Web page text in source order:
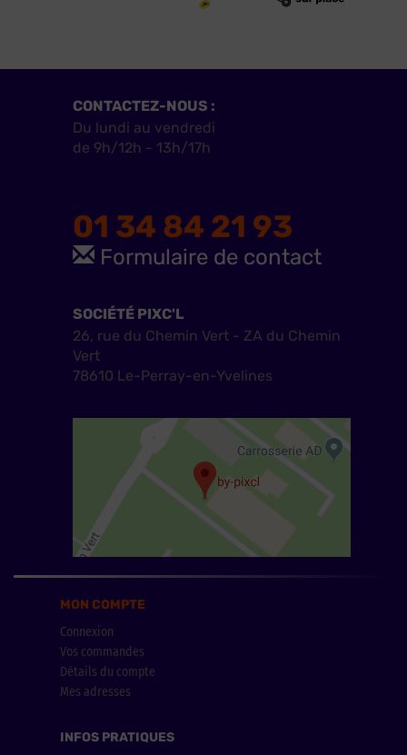
CONTACTEZ-NOUS :
Du lundi au vendredi
de 9h/12h - 13h/17h
01 34 84 21 93
Formulaire de contact
SOCIÉTÉ PIXC'L
26, rue du Chemin Vert - ZA du Chemin
Vert
78610 Le-Perray-en-Yvelines
MON COMPTE
Connexion
Vos commandes
Détails du compte
Mes adresses
INFOS PRATIQUES